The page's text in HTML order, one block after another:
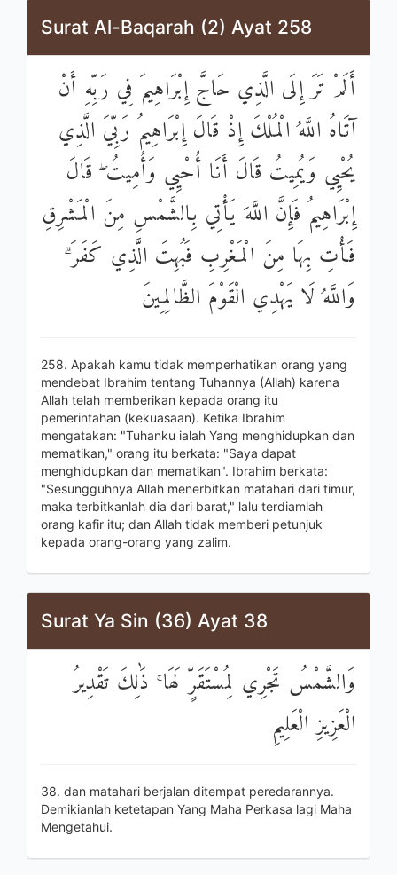
Surat Al-Baqarah (2) Ayat 258
أَلَمْ تَرَ إِلَى الَّذِي حَاجَّ إِبْرَاهِيمَ فِي رَبِّهِ أَنْ
آتَاهُ اللَّهُ الْمُلْكَ إِذْ قَالَ إِبْرَاهِيمُ رَبِّيَ الَّذِي
يُحْيِي وَيُمِيتُ قَالَ أَنَا أُحْيِي وَأُمِيتُ ۖ قَالَ
إِبْرَاهِيمُ فَإِنَّ اللَّهَ يَأْتِي بِالشَّمْسِ مِنَ الْمَشْرِقِ
فَأْتِ بِهَا مِنَ الْمَغْرِبِ فَبُهِتَ الَّذِي كَفَرَ ۗ
وَاللَّهُ لَا يَهْدِي الْقَوْمَ الظَّالِمِينَ
258. Apakah kamu tidak memperhatikan orang yang
mendebat Ibrahim tentang Tuhannya (Allah) karena
Allah telah memberikan kepada orang itu
pemerintahan (kekuasaan). Ketika Ibrahim
mengatakan: "Tuhanku ialah Yang menghidupkan dan
mematikan," orang itu berkata: "Saya dapat
menghidupkan dan mematikan". Ibrahim berkata:
"Sesungguhnya Allah menerbitkan matahari dari timur,
maka terbitkanlah dia dari barat," lalu terdiamlah
orang kafir itu; dan Allah tidak memberi petunjuk
kepada orang-orang yang zalim.
Surat Ya Sin (36) Ayat 38
وَالشَّمْسُ تَجْرِي لِمُسْتَقَرٍّ لَهَا ۚ ذَٰلِكَ تَقْدِيرُ
الْعَزِيزِ الْعَلِيمِ
38. dan matahari berjalan ditempat peredarannya.
Demikianlah ketetapan Yang Maha Perkasa lagi Maha
Mengetahui.